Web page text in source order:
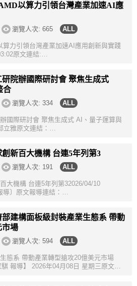
以算力引領台灣產業加速AI應
瀏覽人次: 665
算力引領台灣產業加速AI應用創新與實踐
原文連結:
研院辦國際研討會 聚焦生成式
合
瀏覽人次: 334
國際研討會 聚焦生成式 AI、量子運算與
雅原文連結：
創新百大機構 台連5年列第3
瀏覽人次: 191
大機構 台連5年列第32026/04/10
〕原文報導連結：
部建構面板級封裝產業生態系 帶動
市場
瀏覽人次: 594
態系 帶動產業轉型搶攻20億美元市場
日 星期三原文連